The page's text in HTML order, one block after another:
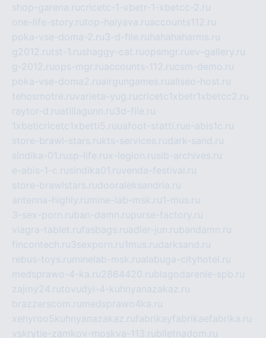
shop-garena.rucricetc-1-xbetr-1-xbetcc-2.ru
one-life-story.rutop-halyava.ruaccounts112.ru
poka-vse-doma-2.ru3-d-file.ru hahahaharms.ru
g2012.rutst-1.rushaggy-cat.ruopsmgr.ruev-gallery.ru
g-2012.ruops-mgr.ruaccounts-112.rucsm-demo.ru
poka-vse-doma2.ruairgungames.ruallseo-host.ru
tehosmotre.ruvarieta-yug.rucricetc1xbetr1xbetcc2.ru
raytor-d.ruatillagunn.ru3d-file.ru
1xbeticricetc1xbetti5.ruuafoot-statti.rue-abis1c.ru
store-brawl-stars.rukts-services.rudark-sand.ru
sindika-01.rusp-life.rux-legion.rusib-archives.ru
e-abis-1-c.rusindika01.ruvenda-festival.ru
store-brawlstars.rudooraleksandria.ru
antenna-highly.ru mine-lab-msk.ru1-mus.ru
3-sex-porn.ruban-damn.rupurse-factory.ru
viagra-tablet.rufasbags.ruadler-jun.rubandamn.ru
fincontech.ru3sexporn.ru1mus.rudarksand.ru
rebus-toys.ru minelab-msk.rualabuga-cityhotel.ru
medsprawo-4-ka.ru2864420.rublagodarenie-spb.ru
zajmy24.rutovudyi-4-kuhnyanazakaz.ru
brazzerscom.ru medsprawo4ka.ru
xehyroo5kuhnyanazakaz.rufabrikayfabrikaefabrika.ru
vskrytie-zamkov-moskva-113.rubiletnadom.ru